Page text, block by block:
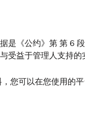
是《公约》第 第 6
受益于管理人支持的
您可以在您使用的平